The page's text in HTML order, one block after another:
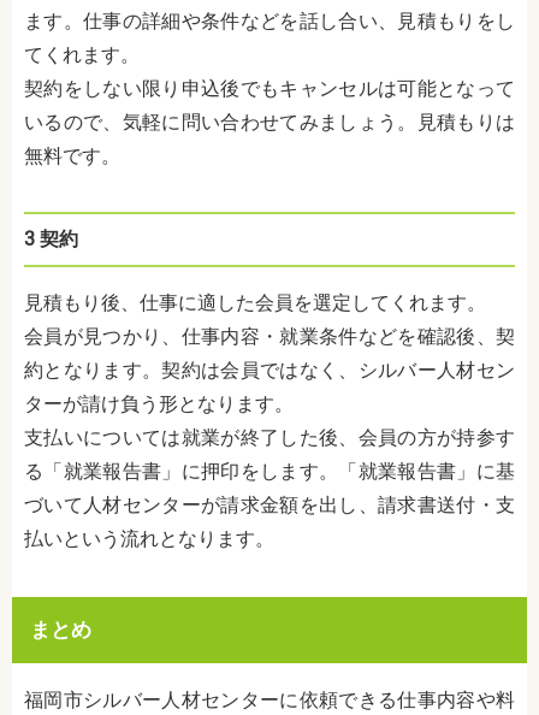
ます。仕事の詳細や条件などを話し合い、見積もりをし
てくれます。
契約をしない限り申込後でもキャンセルは可能となって
いるので、気軽に問い合わせてみましょう。見積もりは
無料です。
3 契約
見積もり後、仕事に適した会員を選定してくれます。
会員が見つかり、仕事内容・就業条件などを確認後、契
約となります。契約は会員ではなく、シルバー人材セン
ターが請け負う形となります。
支払いについては就業が終了した後、会員の方が持参す
る「就業報告書」に押印をします。「就業報告書」に基
づいて人材センターが請求金額を出し、請求書送付・支
払いという流れとなります。
まとめ
福岡市シルバー人材センターに依頼できる仕事内容や料